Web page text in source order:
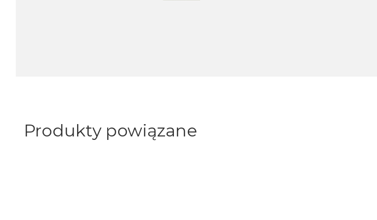
Produkty powiązane